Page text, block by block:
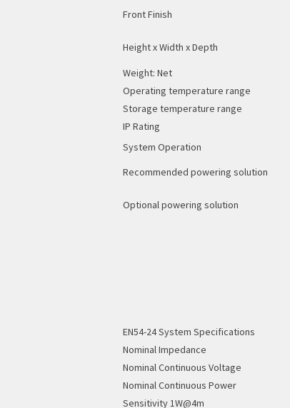
Front Finish
Height x Width x Depth
Weight: Net
Operating temperature range
Storage temperature range
IP Rating
System Operation
Recommended powering solution
Optional powering solution
EN54-24 System Specifications
Nominal Impedance
Nominal Continuous Voltage
Nominal Continuous Power
Sensitivity 1W@4m